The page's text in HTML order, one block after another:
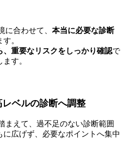
に合わせて、 本当に必要な診断
す。
重要なリスクをしっかり確認で
す。
ベルの診断へ調整
まえて、過不足のない診断範囲
に広げず、必要なポイントへ集中